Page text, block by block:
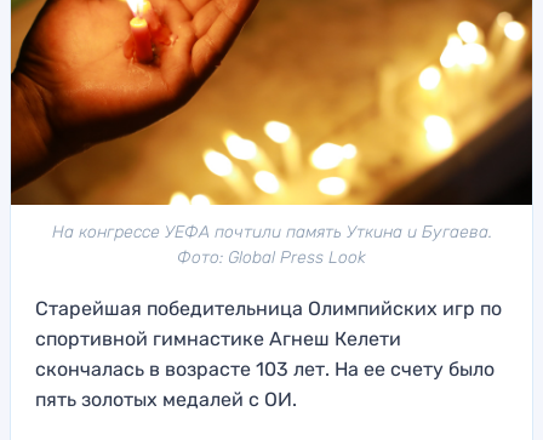
На конгрессе УЕФА почтили память Уткина и Бугаева.
Фото: Global Press Look
Старейшая победительница Олимпийских игр по
спортивной гимнастике Агнеш Келети
скончалась в возрасте 103 лет. На ее счету было
пять золотых медалей с ОИ.